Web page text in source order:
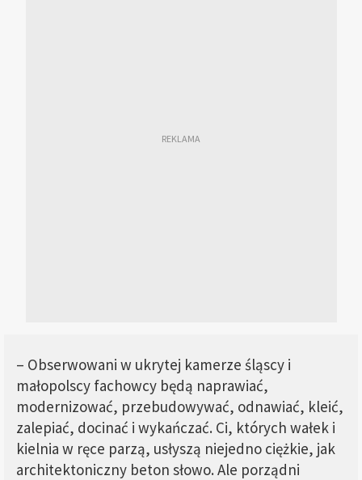
– Obserwowani w ukrytej kamerze śląscy i
małopolscy fachowcy będą naprawiać,
modernizować, przebudowywać, odnawiać, kleić,
zalepiać, docinać i wykańczać. Ci, których wałek i
kielnia w ręce parzą, usłyszą niejedno ciężkie, jak
architektoniczny beton słowo. Ale porządni